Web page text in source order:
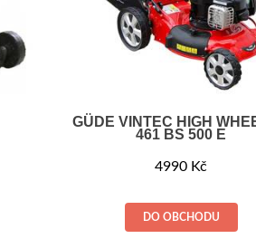
GÜDE VINTEC HIGH
461 BS 500 E
4990 Kč
DO OBCHODU